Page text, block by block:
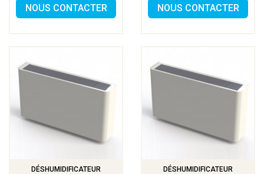
NOUS CONTACTER NOUS CONTACTER
DÉSHUMIDIFICATEUR
DÉSHUMIDIFICATEUR